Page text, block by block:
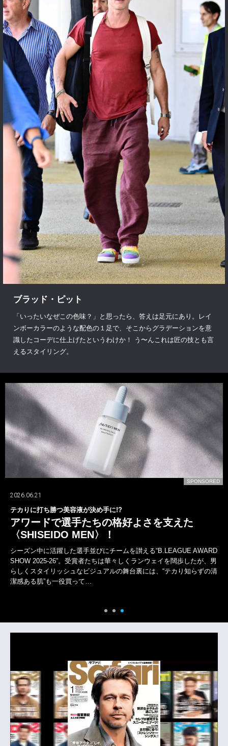
ブラッド・ピット
「いったいなぜこの色味？」と思ったら、答えは足元にあり。レイ
ンボーカラーのような配色の１足で、そこからグラデーションを意
識したコーデに仕上げたというわけか！ う〜んこれは匠の技とも言
えるスタイリング。
SPONSORED
2026.06.21
テカりに打ち勝つ美容液が決め手に!?
アワードで選手たちの格好よさを支えた
〈SHISEIDO MEN〉！
シーズン中に活躍した選手並びにチームを讃える“B.LEAGUE AWARD
SHOW 2025-26”。受賞者たちは華々しくランウェイを闊歩したが、男
らしくスタイリッシュなビジュアルの舞台裏には、“テカり知らずの清
潔感ある肌”も一役買って…